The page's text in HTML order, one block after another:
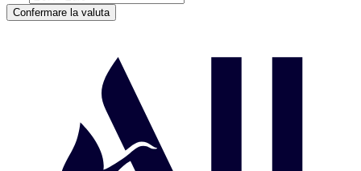
Confermare la valuta